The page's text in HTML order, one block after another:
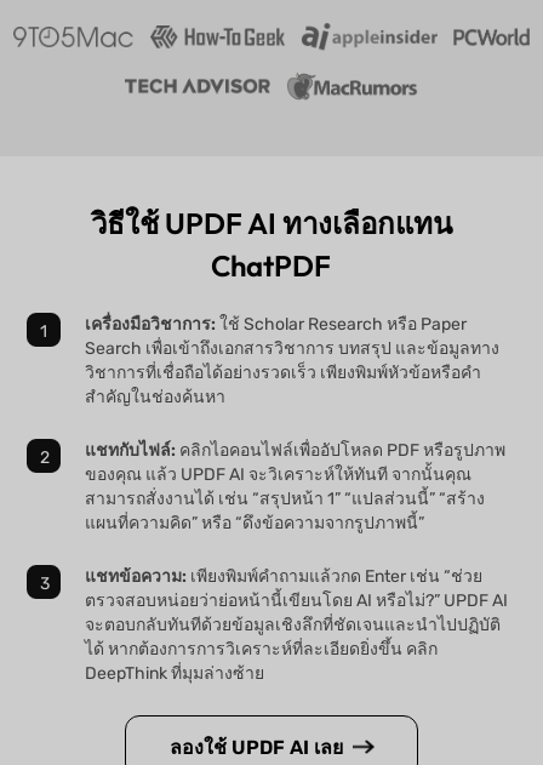
วิธีใช้ UPDF AI ทางเลือกแทน
ChatPDF
เครื่องมือวิชาการ: ใช้ Scholar Research หรือ Paper
Search เพื่อเข้าถึงเอกสารวิชาการ บทสรุป และข้อมูลทาง
วิชาการที่เชื่อถือได้อย่างรวดเร็ว เพียงพิมพ์หัวข้อหรือคำ
สำคัญในช่องค้นหา
แชทกับไฟล์: คลิกไอคอนไฟล์เพื่ออัปโหลด PDF หรือรูปภาพ
ของคุณ แล้ว UPDF AI จะวิเคราะห์ให้ทันที จากนั้นคุณ
สามารถสั่งงานได้ เช่น “สรุปหน้า 1” “แปลส่วนนี้” “สร้าง
แผนที่ความคิด” หรือ “ดึงข้อความจากรูปภาพนี้”
แชทข้อความ: เพียงพิมพ์คำถามแล้วกด Enter เช่น “ช่วย
ตรวจสอบหน่อยว่าย่อหน้านี้เขียนโดย AI หรือไม่?” UPDF AI
จะตอบกลับทันทีด้วยข้อมูลเชิงลึกที่ชัดเจนและนำไปปฏิบัติ
ได้ หากต้องการการวิเคราะห์ที่ละเอียดยิ่งขึ้น คลิก
DeepThink ที่มุมล่างซ้าย
ลองใช้ UPDF AI เลย